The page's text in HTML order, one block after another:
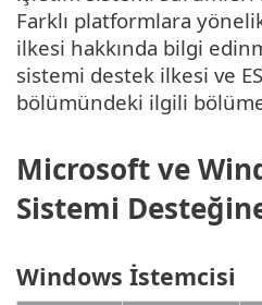
Farklı platformlara
ilkesi hakkında bilgi
sistemi destek ilkesi ve
bölümündeki ilgili
Microsoft ve
Sistemi
Windows İstemcisi